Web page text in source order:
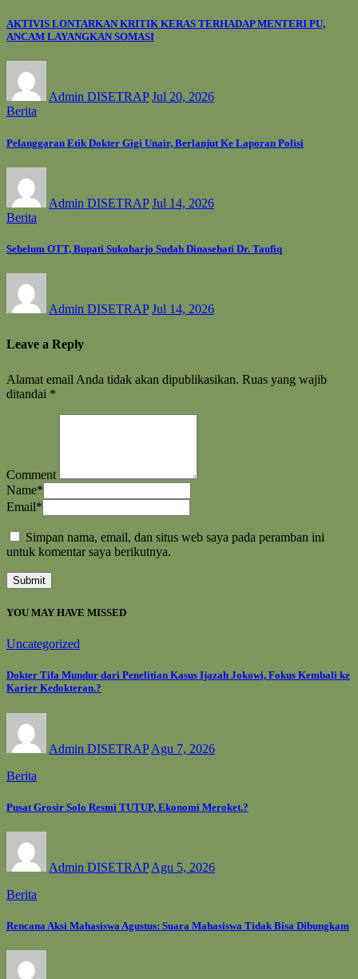
AKTIVIS LONTARKAN KRITIK KERAS TERHADAP MENTERI PU,
ANCAM LAYANGKAN SOMASI
Admin DISETRAP Jul 20, 2026
Berita
Pelanggaran Etik Dokter Gigi Unair, Berlanjut Ke Laporan Polisi
Admin DISETRAP Jul 14, 2026
Berita
Sebelum OTT, Bupati Sukoharjo Sudah Dinasehati Dr. Taufiq
Admin DISETRAP Jul 14, 2026
Leave a Reply
Alamat email Anda tidak akan dipublikasikan. Ruas yang wajib
ditandai *
Comment
Name*
Email*
Simpan nama, email, dan situs web saya pada peramban ini
untuk komentar saya berikutnya.
YOU MAY HAVE MISSED
Uncategorized
Dokter Tifa Mundur dari Penelitian Kasus Ijazah Jokowi, Fokus Kembali ke
Karier Kedokteran.?
Admin DISETRAP Agu 7, 2026
Berita
Pusat Grosir Solo Resmi TUTUP, Ekonomi Meroket.?
Admin DISETRAP Agu 5, 2026
Berita
Rencana Aksi Mahasiswa Agustus: Suara Mahasiswa Tidak Bisa Dibungkam